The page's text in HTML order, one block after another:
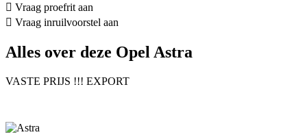
Vraag proefrit aan
Vraag inruilvoorstel aan
Alles over deze Opel Astra
VASTE PRIJS !!! EXPORT